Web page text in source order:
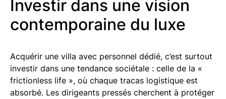
Investir dans une vision
contemporaine du luxe
Acquérir une villa avec personnel dédié, c’est surtout
investir dans une tendance sociétale : celle de la «
frictionless life », où chaque tracas logistique est
absorbé. Les dirigeants pressés cherchent à protéger